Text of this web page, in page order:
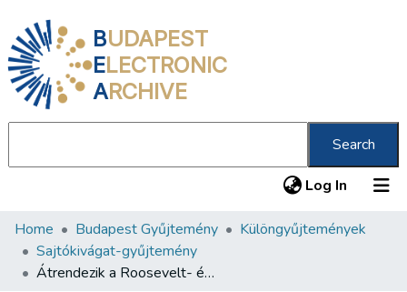
BUDAPEST
ELECTRONIC
ARCHIVE
Search
Log In (current)
Communities & Collections
All of DSpace
Home Budapest Gyűjtemény
Különgyűjtemények
Sajtókivágat-gyűjtemény
Átrendezik a Roosevelt- és a Clark Ádám teret